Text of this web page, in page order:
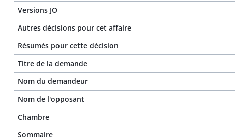
Versions JO
Autres décisions pour cet affaire
Résumés pour cette décision
Titre de la demande
Nom du demandeur
Nom de l'opposant
Chambre
Sommaire